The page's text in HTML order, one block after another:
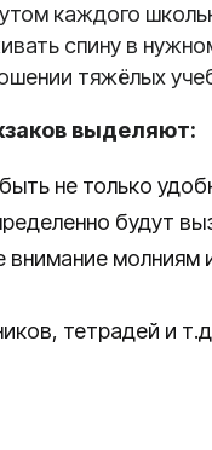
каждого
спину в
тяжёлых
выделяют:
не только
будут
тетрадей и